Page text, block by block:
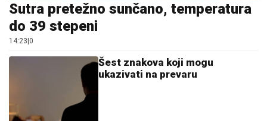
Sutra pretežno sunčano, temperatura
do 39 stepeni
14:23 0
Šest znakova koji mogu
ukazivati na prevaru